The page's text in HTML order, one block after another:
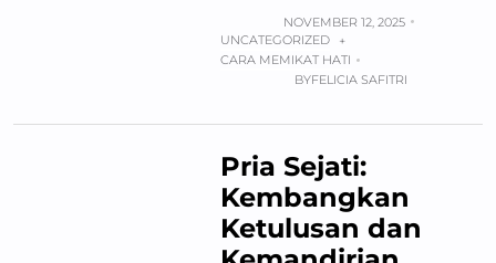
NOVEMBER 12, 2025
UNCATEGORIZED
+
CARA MEMIKAT HATI
BYFELICIA SAFITRI
Pria Sejati:
Kembangkan
Ketulusan dan